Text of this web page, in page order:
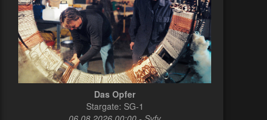
Das Opfer
Stargate: SG-1